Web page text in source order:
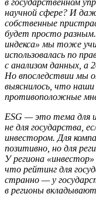
в государственном
научной сфере? И
собственные
будет просто
индекса» мы тоже
использовалась по
с анализом данных, а
Но впоследствии мы
выяснилось, что
противоположные
ESG — это тема для
не для государства,
инвестором. Для
позитивно, но для
У региона
что рейтинг для
странно — у
в регионы